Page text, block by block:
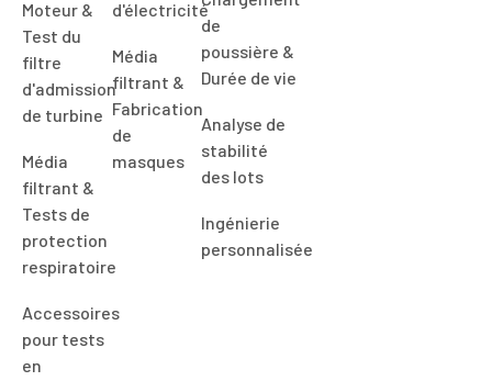
Moteur &
Test du
filtre
d'admission
de turbine
Média
filtrant &
Tests de
protection
respiratoire
Accessoires
pour tests
en
d'électricité
Média
filtrant &
Fabrication
de
masques
de
poussière &
Durée de vie
Analyse de
stabilité
des lots
Ingénierie
personnalisée